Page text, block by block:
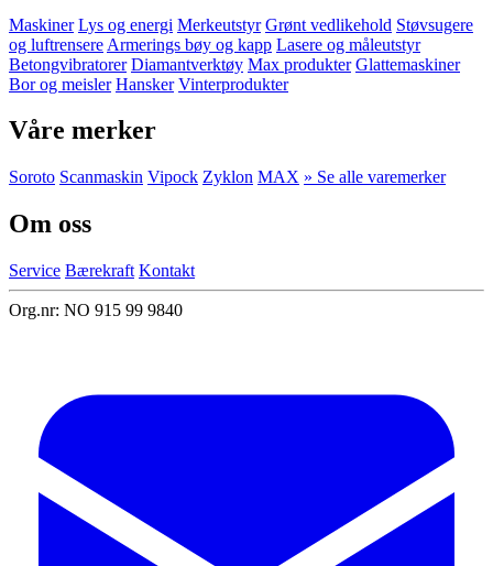
Maskiner Lys og energi Merkeutstyr Grønt vedlikehold Støvsugere
og luftrensere Armerings bøy og kapp Lasere og måleutstyr
Betongvibratorer Diamantverktøy Max produkter Glattemaskiner
Bor og meisler Hansker Vinterprodukter
Våre merker
Soroto Scanmaskin Vipock Zyklon MAX » Se alle varemerker
Om oss
Service Bærekraft Kontakt
Org.nr: NO 915 99 9840